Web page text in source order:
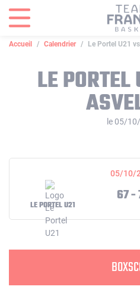
Accueil Calendrier Le Portel U21
LE
le 05/
05/10/
LE PORTEL U21
67 -
Panneau de gestion des cookies